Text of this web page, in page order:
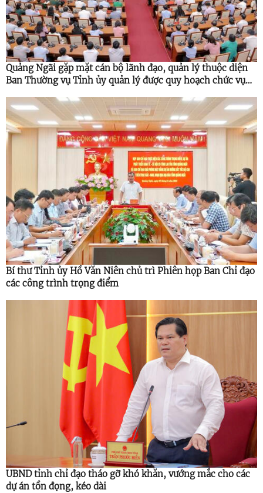
Quảng Ngãi gặp mặt cán bộ lãnh đạo, quản lý thuộc diện
Ban Thường vụ Tỉnh ủy quản lý được quy hoạch chức vụ
Bí thư Tỉnh ủy Hồ Văn Niên chủ trì Phiên họp Ban Chỉ đạo
các công trình trọng điểm
UBND tỉnh chỉ đạo tháo gỡ khó khăn, vướng mắc cho các
dự án tồn đọng, kéo dài